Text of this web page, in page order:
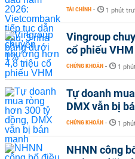
TÀI CHÍNH - 1 phút
Vingroup
cổ phiếu VHM
CHỨNG KHOÁN - 1
Tự doanh
DMX vẫn bị
CHỨNG KHOÁN - 1
NHNN công